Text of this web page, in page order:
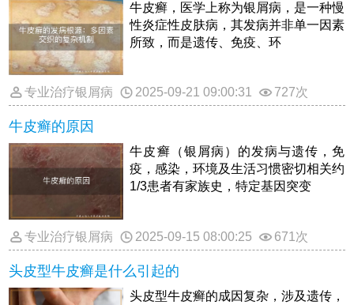
牛皮癣，医学上称为银屑病，是一种慢
性炎症性皮肤病，其发病并非单一因素
所致，而是遗传、免疫、环
专业治疗银屑病 2025-09-21 09:00:31 727次
牛皮癣的原因
牛皮癣（银屑病）的发病与遗传，免
疫，感染，环境及生活习惯密切相关约
1/3患者有家族史，特定基因突变
专业治疗银屑病 2025-09-15 08:00:25 671次
头皮型牛皮癣是什么引起的
头皮型牛皮癣的成因复杂，涉及遗传，